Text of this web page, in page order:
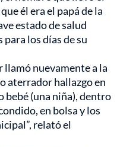
él era el papá de la
estado de salud
los días de su
llamó nuevamente a la
aterrador hallazgo en
bebé (una niña), dentro
en bolsa y los
relató el